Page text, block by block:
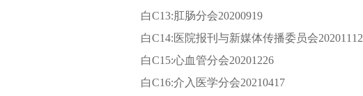
白C13:肛肠分会20200919
白C14:医院报刊与新媒体传播委员会20201112
白C15:心血管分会20201226
白C16:介入医学分会20210417